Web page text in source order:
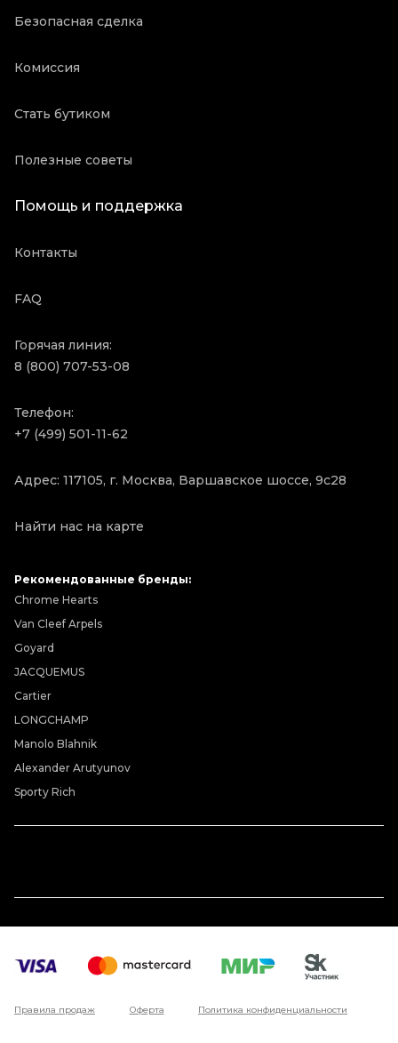
Безопасная сделка
Комиссия
Стать бутиком
Полезные советы
Помощь и поддержка
Контакты
FAQ
Горячая линия:
8 (800) 707-53-08
Телефон:
+7 (499) 501-11-62
Адрес: 117105, г. Москва, Варшавское шоссе, 9с28
Найти нас на карте
Рекомендованные бренды:
Chrome Hearts
Van Cleef Arpels
Goyard
JACQUEMUS
Cartier
LONGCHAMP
Manolo Blahnik
Alexander Arutyunov
Sporty Rich
Правила продаж Оферта Политика конфиденциальности